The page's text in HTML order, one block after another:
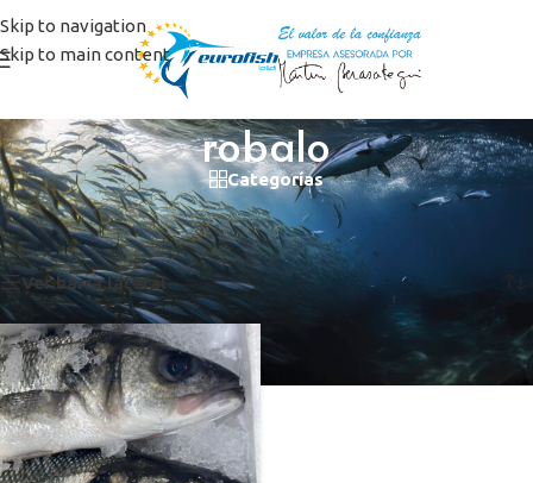
Skip to navigation
Skip to main content
robalo
Categorías
Inicio/Productos etiquetados “robalo”
Mostrando el único resultado
Ver barra lateral